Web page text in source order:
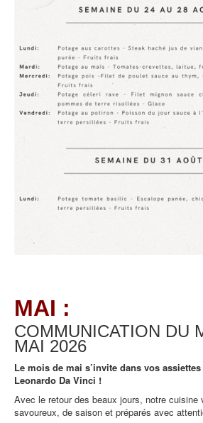
MAI :
COMMUNICATION DU
MAI 2026
Le mois de mai s’invite dans vos
Leonardo Da Vinci !
Avec le retour des beaux jours, notre cuisine
savoureux, de saison et préparés avec